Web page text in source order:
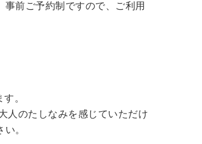
事前ご予約制ですので、ご利用
。
人のたしなみを感じていただけ
。